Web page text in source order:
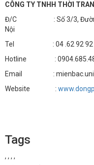
CÔNG TY TNHH THỜI
Đ/C : Số 3/3, Đường
Nội
Tel : 04 .62 92 92
Hotline :
Email :
Website :
Tags
, , , ,